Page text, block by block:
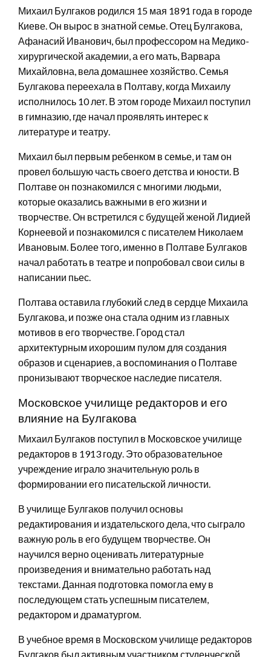
Михаил Булгаков родился 15 мая 1891 года в городе
Киеве. Он вырос в знатной семье. Отец Булгакова,
Афанасий Иванович, был профессором на Медико-
хирургической академии, а его мать, Варвара
Михайловна, вела домашнее хозяйство. Семья
Булгакова переехала в Полтаву, когда Михаилу
исполнилось 10 лет. В этом городе Михаил поступил
в гимназию, где начал проявлять интерес к
литературе и театру.
Михаил был первым ребенком в семье, и там он
провел большую часть своего детства и юности. В
Полтаве он познакомился с многими людьми,
которые оказались важными в его жизни и
творчестве. Он встретился с будущей женой Лидией
Корнеевой и познакомился с писателем Николаем
Ивановым. Более того, именно в Полтаве Булгаков
начал работать в театре и попробовал свои силы в
написании пьес.
Полтава оставила глубокий след в сердце Михаила
Булгакова, и позже она стала одним из главных
мотивов в его творчестве. Город стал
архитектурным ихорошим пулом для создания
образов и сценариев, а воспоминания о Полтаве
пронизывают творческое наследие писателя.
Московское училище редакторов и его
влияние на Булгакова
Михаил Булгаков поступил в Московское училище
редакторов в 1913 году. Это образовательное
учреждение играло значительную роль в
формировании его писательской личности.
В училище Булгаков получил основы
редактирования и издательского дела, что сыграло
важную роль в его будущем творчестве. Он
научился верно оценивать литературные
произведения и внимательно работать над
текстами. Данная подготовка помогла ему в
последующем стать успешным писателем,
редактором и драматургом.
В учебное время в Московском училище редакторов
Булгаков был активным участником студенческой